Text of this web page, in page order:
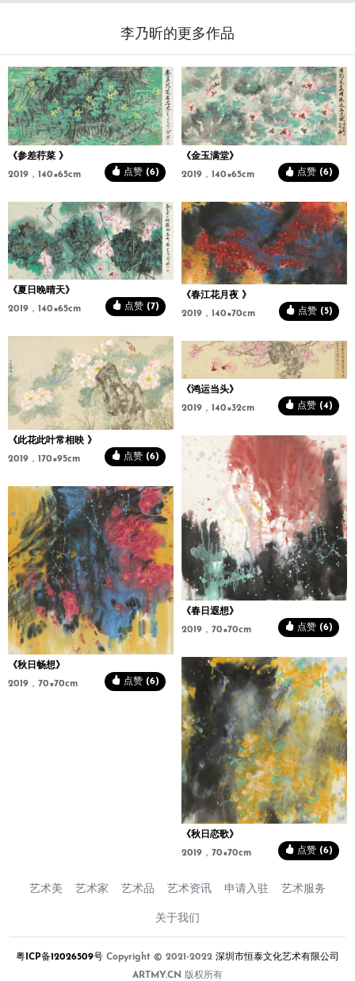
李乃昕的更多作品
《参差荇菜 》
2019，140×65cm
点赞 (6)
《金玉满堂》
2019，140×65cm
点赞 (6)
《夏日晚晴天》
2019，140×65cm
点赞 (7)
《春江花月夜 》
2019，140×70cm
点赞 (5)
《此花此叶常相映 》
2019，170×95cm
点赞 (6)
《鸿运当头》
2019，140×32cm
点赞 (4)
《春日遐想》
2019，70×70cm
点赞 (6)
《秋日畅想》
2019，70×70cm
点赞 (6)
《秋日恋歌》
2019，70×70cm
点赞 (6)
艺术美 艺术家 艺术品 艺术资讯 申请入驻 艺术服务
关于我们
粤ICP备12026509号 Copyright © 2021-2022 深圳市恒泰文化艺术有限公司
ARTMY.CN 版权所有